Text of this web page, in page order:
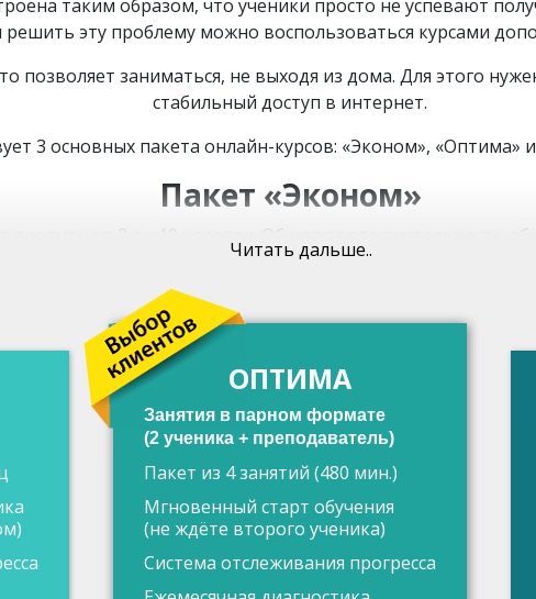
таким образом, что ученики просто не успевают
решить эту проблему можно воспользоваться курсами
позволяет заниматься, не выходя из дома. Для этого
стабильный доступ в интернет.
3 основных пакета онлайн-курсов: «Эконом», «Оптима»
Пакет «Эконом»
система отслеживания прогресса.
не нужно ждать полного наполнения группы. Занятия
Пакет «Оптима»
всего 1-2 человека. Это существенно повышает
в любой момент (например, для того чтобы
Пакет «Максимум»
это время (продолжительность курса составляет 480
обучения у слушателей остается доступ к
свои знания.
Читать дальше..
ОПТИМА
Занятия в парном формате
(2 ученика + преподаватель)
Пакет из 4 занятий (480 мин.)
Мгновенный старт обучения
(не ждёте второго ученика)
Система отслеживания прогресса